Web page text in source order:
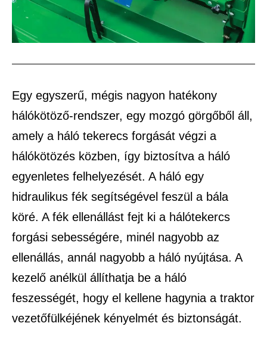
Egy egyszerű, mégis nagyon hatékony
hálókötöző-rendszer, egy mozgó görgőből áll,
amely a háló tekerecs forgását végzi a
hálókötözés közben, így biztosítva a háló
egyenletes felhelyezését. A háló egy
hidraulikus fék segítségével feszül a bála
köré. A fék ellenállást fejt ki a hálótekercs
forgási sebességére, minél nagyobb az
ellenállás, annál nagyobb a háló nyújtása. A
kezelő anélkül állíthatja be a háló
feszességét, hogy el kellene hagynia a traktor
vezetőfülkéjének kényelmét és biztonságát.